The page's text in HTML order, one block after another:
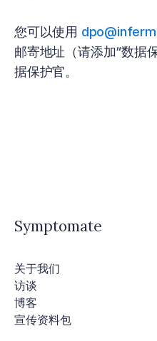
您可以使用
邮寄地址（请添加“数据
据保护官。
Symptomate
关于我们
访谈
博客
宣传资料包